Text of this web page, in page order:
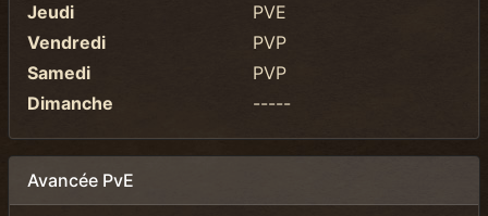
Jeudi
PVE
Vendredi
PVP
Samedi
PVP
Dimanche
-----
Avancée PvE